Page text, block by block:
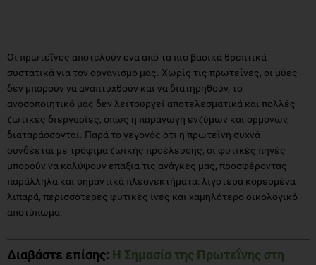
Οι πρωτεΐνες αποτελούν ένα από τα πιο βασικά θρεπτικά
συστατικά για τον οργανισμό μας. Χωρίς τις πρωτεΐνες, οι μύες
δεν μπορούν να αναπτυχθούν και να διατηρηθούν, το
ανοσοποιητικό μας δεν λειτουργεί αποτελεσματικά και πολλές
ζωτικές διεργασίες, όπως η παραγωγή ενζύμων και ορμονών,
διαταράσσονται. Παρά το γεγονός ότι η πρωτεΐνη συχνά
συνδέεται με τρόφιμα ζωικής προέλευσης, οι φυτικές πηγές
μπορούν να καλύψουν επάξια τις ανάγκες μας, προσφέροντας
παράλληλα και σημαντικά πλεονεκτήματα: λιγότερα κορεσμένα
λιπαρά, περισσότερες φυτικές ίνες και χαμηλότερο οικολογικό
αποτύπωμα.
Διαβάστε επίσης: Η Σημασία της Πρωτεΐνης στη